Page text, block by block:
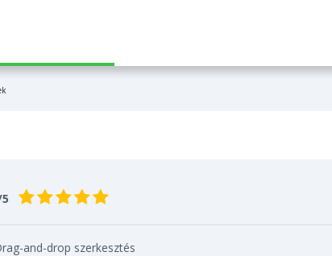
and-drop szerkesztés